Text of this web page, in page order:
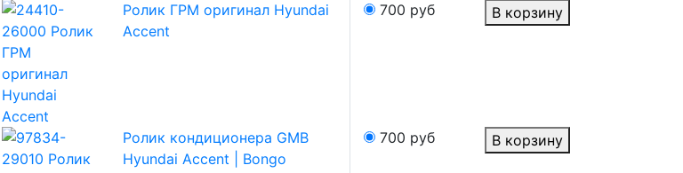
Ролик ГРМ оригинал Hyundai
Accent
700 руб В корзину
Ролик кондиционера GMB
Hyundai Accent | Bongo
700 руб В корзину